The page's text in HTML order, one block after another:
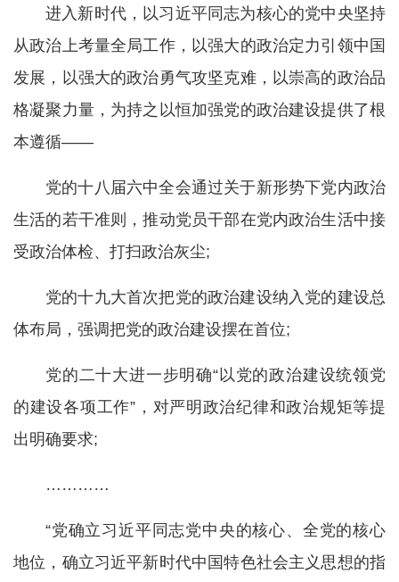
进入新时代，以习近平同志为核心的党中央坚持
从政治上考量全局工作，以强大的政治定力引领中国
发展，以强大的政治勇气攻坚克难，以崇高的政治品
格凝聚力量，为持之以恒加强党的政治建设提供了根
本遵循——
党的十八届六中全会通过关于新形势下党内政治
生活的若干准则，推动党员干部在党内政治生活中接
受政治体检、打扫政治灰尘;
党的十九大首次把党的政治建设纳入党的建设总
体布局，强调把党的政治建设摆在首位;
党的二十大进一步明确“以党的政治建设统领党
的建设各项工作”，对严明政治纪律和政治规矩等提
出明确要求;
…………
“党确立习近平同志党中央的核心、全党的核心
地位，确立习近平新时代中国特色社会主义思想的指